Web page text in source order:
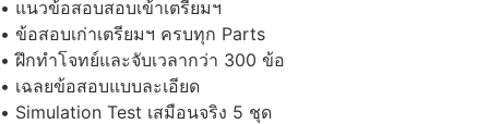
• แนวข้อสอบสอบเข้าเตรียมฯ
• ข้อสอบเก่าเตรียมฯ ครบทุก Parts
• ฝึกทำโจทย์และจับเวลากว่า 300 ข้อ
• เฉลยข้อสอบแบบละเอียด
• Simulation Test เสมือนจริง 5 ชุด